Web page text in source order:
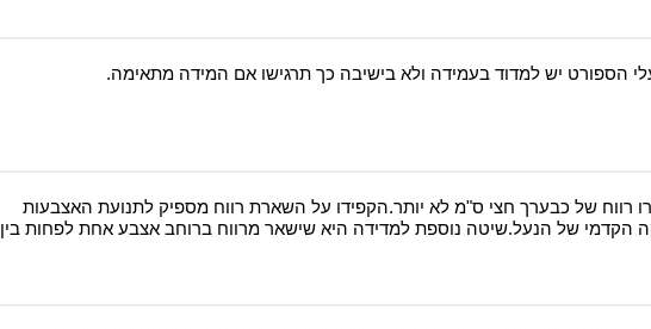
הספורט יש למדוד בעמידה ולא בישיבה כך תרגישו אם המידה מתאימה.
רווח של כבערך חצי ס"מ לא יותר.הקפידו על השארת רווח מספיק לתנועת האצבעות
הקדמי של הנעל.שיטה נוספת למדידה היא שישאר מרווח ברוחב אצבע אחת לפחות בין